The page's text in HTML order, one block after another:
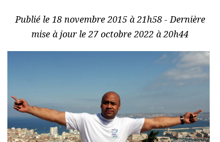
Publié le 18 novembre 2015 à 21h58 - Dernière
mise à jour le 27 octobre 2022 à 20h44